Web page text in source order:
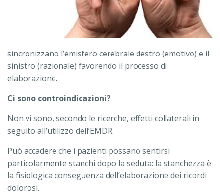
sincronizzano l’emisfero cerebrale destro (emotivo) e il
sinistro (razionale) favorendo il processo di
elaborazione.
Ci sono controindicazioni?
Non vi sono, secondo le ricerche, effetti collaterali in
seguito all’utilizzo dell’EMDR.
Può accadere che i pazienti possano sentirsi
particolarmente stanchi dopo la seduta: la stanchezza è
la fisiologica conseguenza dell’elaborazione dei ricordi
dolorosi.